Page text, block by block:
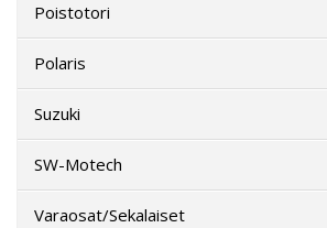
Poistotori
Polaris
Suzuki
SW-Motech
Varaosat/Sekalaiset